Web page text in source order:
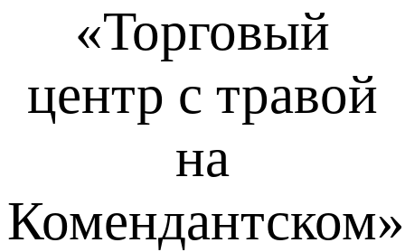
«Торговый
центр с травой
на
Комендантском»